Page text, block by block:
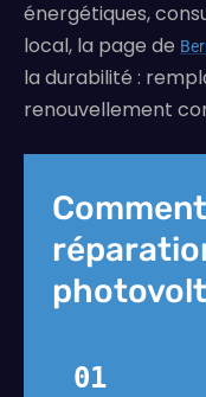
énergétiques,
local, la page de
la durabilité :
renouvellement
01